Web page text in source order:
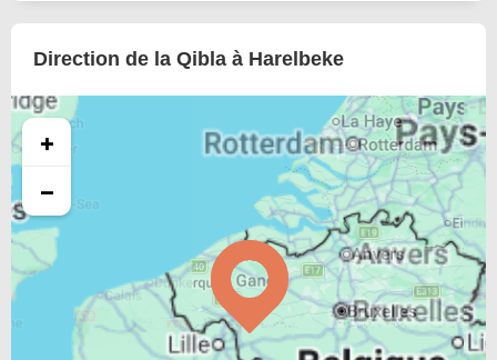
Direction de la Qibla à Harelbeke
+
−